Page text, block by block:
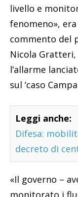
livello e
fenomeno»,
commento del
Nicola
l’allarme
sul ‘caso
Leggi anche:
Difesa:
decreto di
«Il governo –
monitorato i